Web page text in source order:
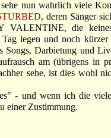
nun wahrlich viele
, deren Sänger
die
legen und noch
Darbietung und
am (übrigens in
sehe, ist dies wohl
- und wenn ich die
einer Zustimmung.